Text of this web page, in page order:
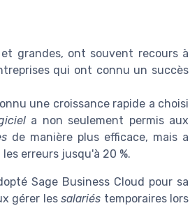
grandes, ont souvent recours à
qui ont connu un succès
une croissance rapide a choisi
a non seulement permis aux
de manière plus efficace, mais a
erreurs jusqu'à 20 %.
Sage Business Cloud pour sa
gérer les salariés temporaires lors